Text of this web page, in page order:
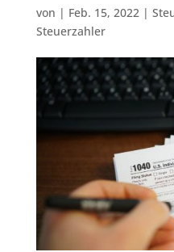
von | Feb. 15, 2022|
Steuerzahler